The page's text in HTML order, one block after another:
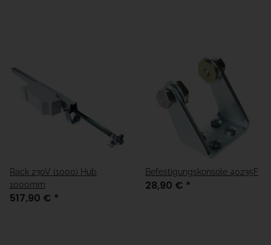
Rack 230V (1000) Hub
1000mm
517,90 € *
Befestigungskonsole 40235F
28,90 € *